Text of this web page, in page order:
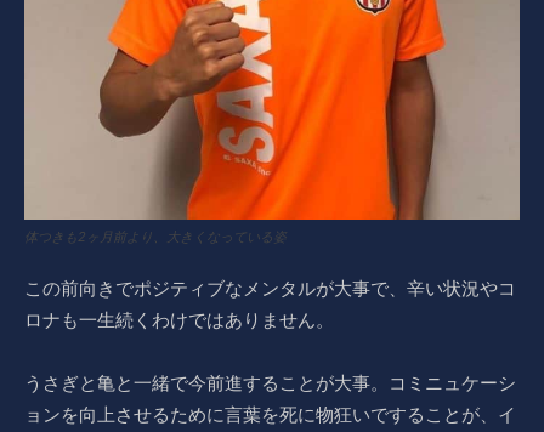
体つきも2ヶ月前より、大きくなっている姿
この前向きでポジティブなメンタルが大事で、辛い状況やコ
ロナも一生続くわけではありません。
うさぎと亀と一緒で今前進することが大事。コミニュケーシ
ョンを向上させるために言葉を死に物狂いですることが、イ